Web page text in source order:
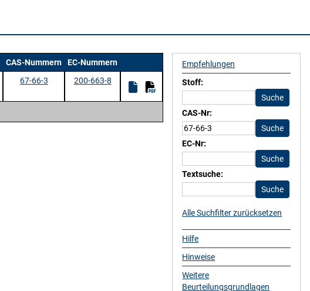
CAS-Nummern
EC-Nummern
67-66-3 200-663-8
Empfehlungen
Stoff:
CAS-Nr:
EC-Nr:
Textsuche:
Alle Suchfilter zurücksetzen
Hilfe
Hinweise
Weitere
Beurteilungsgrundlagen